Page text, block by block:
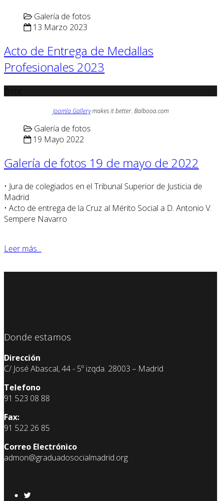
Galería de fotos
13 Marzo 2023
Acto de Entrega de Medallas
Profesionales 2023
Joomla Gallerymakes it better. Balbooa.com
Galería de fotos
19 Mayo 2022
Galería de fotos 19 de mayo de 2022
• Jura de colegiados en el Tribunal Superior de Justicia de
Madrid
• Acto de entrega de la Cruz al Mérito Social a D. Antonio V.
Sempere Navarro
Leer más...
Donde estamos
Dirección
C/ José Abascal, 44 - 5º izqda. 28003 – Madrid
Telefono
91 523 08 88
Fax:
91 522 26 85
Correo Electrónico
admon@graduadosocialmadrid.org